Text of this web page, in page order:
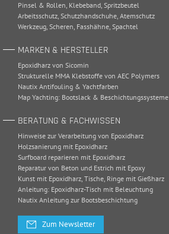
Pinsel & Rollen, Klebeband, Spritzbeutel
Arbeitsschutz, Schutzhandschuhe, Atemschutz
Werkzeug, Scheren, Fasshähne, Spachtel
MARKEN & HERSTELLER
Epoxidharz von Sicomin
Strukturelle MMA Klebstoffe von AEC Polymers
Nautix Antifouling & Yachtfarben
Map Yachting: Bootslack & Beschichtungssysteme
BERATUNG & FACHWISSEN
Hinweise zur Verarbeitung von Epoxidharz
Holzsanierung mit Epoxidharz
Surfboard reparieren mit Epoxidharz
Reparatur von Beton und Estrich mit Epoxy
Kunst mit Epoxidharz, Tische, Ringe mit Gießharz
Anleitung: Epoxidharz-Tisch mit Beleuchtung
Nautix Anleitung zur Bootsbeschichtung
Zum Newsletter